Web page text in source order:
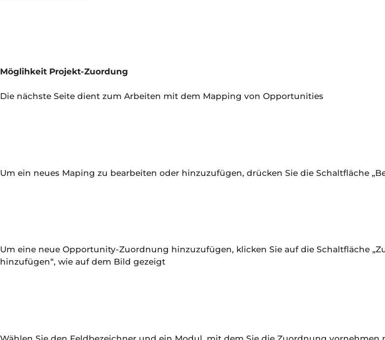
Möglihkeit Projekt-Zuordung
Die nächste Seite dient zum Arbeiten mit dem Mapping von Opportunities
Um ein neues Maping zu bearbeiten oder hinzuzufügen, drücken Sie die Schaltfläche
Um eine neue Opportunity-Zuordnung hinzuzufügen, klicken Sie auf die Schaltfläche
hinzufügen“, wie auf dem Bild gezeigt